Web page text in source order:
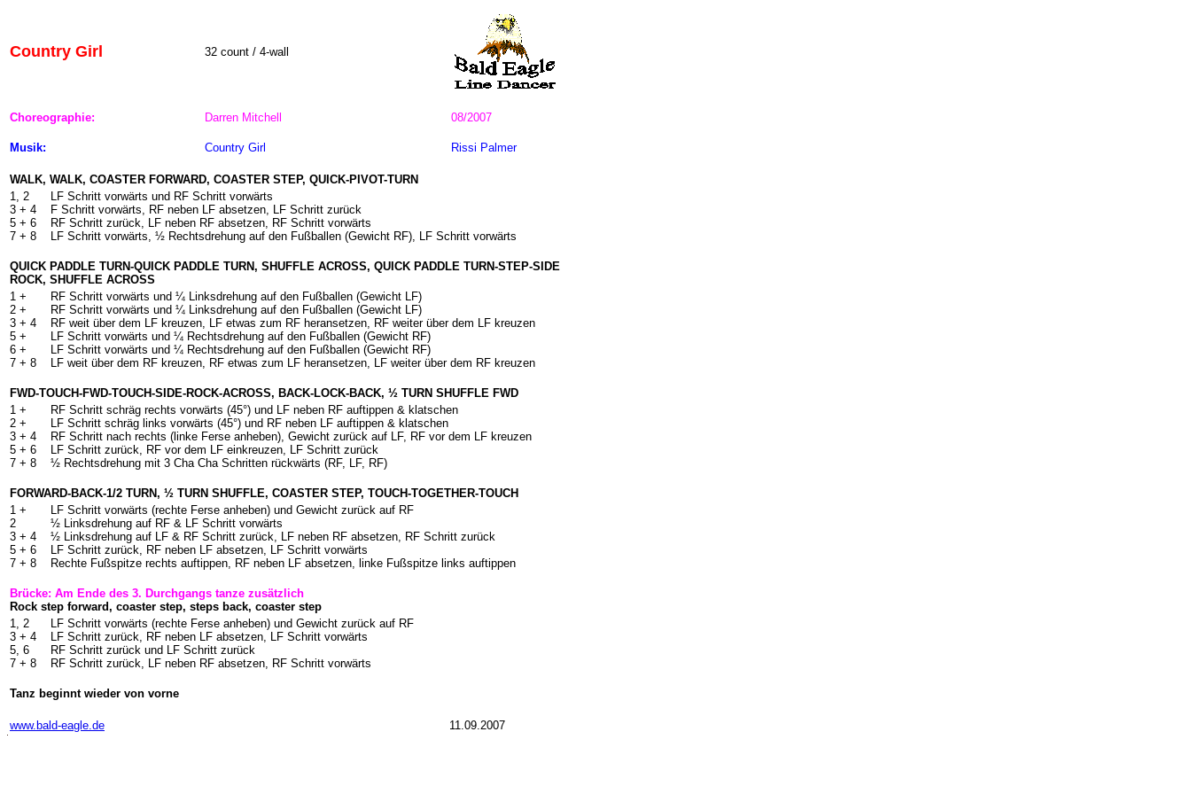
Country Girl 32 count / 4-wall
Choreographie: Darren Mitchell 08/2007
Musik: Country Girl Rissi Palmer
WALK, WALK, COASTER FORWARD, COASTER STEP, QUICK-PIVOT-TURN
1, 2
3 + 4
5 + 6
7 + 8
LF Schritt vorwärts und RF Schritt vorwärts
F Schritt vorwärts, RF neben LF absetzen, LF Schritt zurück
RF Schritt zurück, LF neben RF absetzen, RF Schritt vorwärts
LF Schritt vorwärts, ½ Rechtsdrehung auf den Fußballen (Gewicht RF), LF Schritt vorwärts
QUICK PADDLE TURN-QUICK PADDLE TURN, SHUFFLE ACROSS, QUICK PADDLE TURN-STEP-SIDE
ROCK, SHUFFLE ACROSS
1 +
2 +
3 + 4
5 +
6 +
7 + 8
RF Schritt vorwärts und ¼ Linksdrehung auf den Fußballen (Gewicht LF)
RF Schritt vorwärts und ¼ Linksdrehung auf den Fußballen (Gewicht LF)
RF weit über dem LF kreuzen, LF etwas zum RF heransetzen, RF weiter über dem LF kreuzen
LF Schritt vorwärts und ¼ Rechtsdrehung auf den Fußballen (Gewicht RF)
LF Schritt vorwärts und ¼ Rechtsdrehung auf den Fußballen (Gewicht RF)
LF weit über dem RF kreuzen, RF etwas zum LF heransetzen, LF weiter über dem RF kreuzen
FWD-TOUCH-FWD-TOUCH-SIDE-ROCK-ACROSS, BACK-LOCK-BACK, ½ TURN SHUFFLE FWD
1 +
2 +
3 + 4
5 + 6
7 + 8
RF Schritt schräg rechts vorwärts (45°) und LF neben RF auftippen & klatschen
LF Schritt schräg links vorwärts (45°) und RF neben LF auftippen & klatschen
RF Schritt nach rechts (linke Ferse anheben), Gewicht zurück auf LF, RF vor dem LF kreuzen
LF Schritt zurück, RF vor dem LF einkreuzen, LF Schritt zurück
½ Rechtsdrehung mit 3 Cha Cha Schritten rückwärts (RF, LF, RF)
FORWARD-BACK-1/2 TURN, ½ TURN SHUFFLE, COASTER STEP, TOUCH-TOGETHER-TOUCH
1 +
2
3 + 4
5 + 6
7 + 8
LF Schritt vorwärts (rechte Ferse anheben) und Gewicht zurück auf RF
½ Linksdrehung auf RF & LF Schritt vorwärts
½ Linksdrehung auf LF & RF Schritt zurück, LF neben RF absetzen, RF Schritt zurück
LF Schritt zurück, RF neben LF absetzen, LF Schritt vorwärts
Rechte Fußspitze rechts auftippen, RF neben LF absetzen, linke Fußspitze links auftippen
Brücke: Am Ende des 3. Durchgangs tanze zusätzlich
Rock step forward, coaster step, steps back, coaster step
1, 2
3 + 4
5, 6
7 + 8
LF Schritt vorwärts (rechte Ferse anheben) und Gewicht zurück auf RF
LF Schritt zurück, RF neben LF absetzen, LF Schritt vorwärts
RF Schritt zurück und LF Schritt zurück
RF Schritt zurück, LF neben RF absetzen, RF Schritt vorwärts
Tanz beginnt wieder von vorne
www.bald-eagle.de 11.09.2007